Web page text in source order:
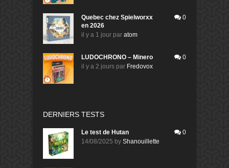
Quebec chez Spielworxx
en 2026
il y a 1 jour par atom
0
LUDOCHRONO – Minero
il y a 2 jours par Fredovox
0
DERNIERS TESTS
Le test de Hutan
14/08/2025 by Shanouillette
0